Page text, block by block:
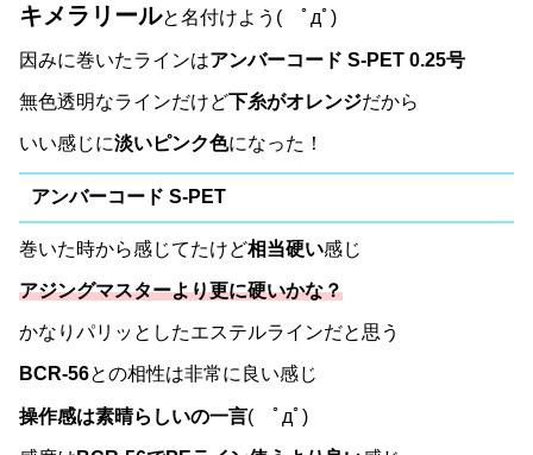
キメラリールと名付けよう( ﾟдﾟ)
因みに巻いたラインはアンバーコード S-PET 0.25号
無色透明なラインだけど下糸がオレンジだから
いい感じに淡いピンク色になった！
アンバーコード S-PET
巻いた時から感じてたけど相当硬い感じ
アジングマスターより更に硬いかな？
かなりパリッとしたエステルラインだと思う
BCR-56との相性は非常に良い感じ
操作感は素晴らしいの一言( ﾟдﾟ)